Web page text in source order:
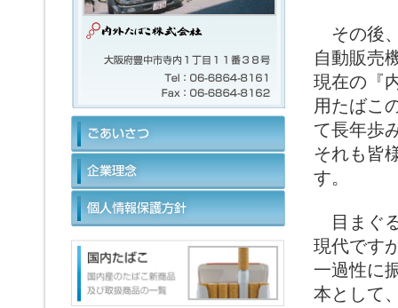
その後
自動販売
現在の『
用たばこ
て長年歩
それも皆
す。
目まぐ
現代です
一過性に
本として